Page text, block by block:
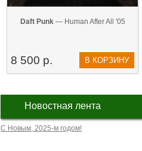
Daft Punk— Human After All '05
8 500 р. В КОРЗИНУ
Новостная лента
С Новым, 2025-м годом!